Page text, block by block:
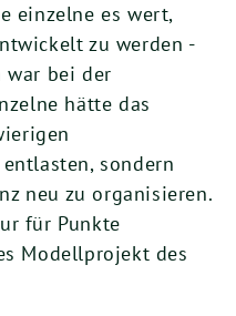
einzelne es wert,
zu werden -
war bei der
hätte das
sondern
neu zu organisieren.
für Punkte
Modellprojekt des